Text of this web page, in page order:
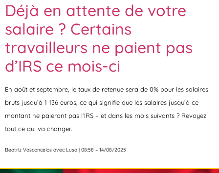
Déjà en attente de votre
salaire ? Certains
travailleurs ne paient pas
d’IRS ce mois-ci
En août et septembre, le taux de retenue sera de 0% pour les salaires
bruts jusqu’à 1 136 euros, ce qui signifie que les salaires jusqu’à ce
montant ne paieront pas l’IRS – et dans les mois suivants ? Revoyez
tout ce qui va changer.
Beatriz Vasconcelos avec Lusa | 08:58 – 14/08/2025